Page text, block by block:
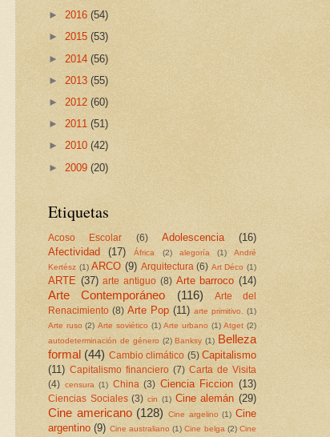
► 2016 (54)
► 2015 (53)
► 2014 (56)
► 2013 (55)
► 2012 (60)
► 2011 (51)
► 2010 (42)
► 2009 (20)
Etiquetas
Acoso Escolar (6) Adolescencia
(16)
Afectividad
(17) África (2) alegoría (1)
André
Kertész (1) ARCO (9) Arquitectura (6) Art Déco (1)
ARTE (37) arte antiguo (8) Arte barroco (14)
Arte Contemporáneo (116)
Arte del
Renacimiento (8) Arte Pop (11) arte primitivo.
(1)
Arte ruso (2) Arte soviético (1) Arte urbano (1) Atget (2)
autodeterminación de género (2) Banksy (1) Belleza
formal (44) Cambio climático (5) Capitalismo
(11) Capitalismo financiero (7) Carta de Visita
(4) censura (1) China (3) Ciencia Ficcion (13)
Ciencias Sociales (3) cin (1) Cine alemán (29)
Cine americano (128) Cine argelino (1) Cine
argentino (9) Cine australiano (1) Cine belga (2) Cine